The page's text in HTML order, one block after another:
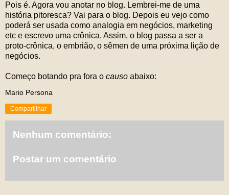
Pois é. Agora vou anotar no blog. Lembrei-me de uma
história pitoresca? Vai para o blog. Depois eu vejo como
poderá ser usada como analogia em negócios, marketing
etc e escrevo uma crônica. Assim, o blog passa a ser a
proto-crônica, o embrião, o sêmen de uma próxima lição de
negócios.
Começo botando pra fora o causo abaixo:
Mario Persona
Compartilhar
Nenhum comentário:
Postar um comentário